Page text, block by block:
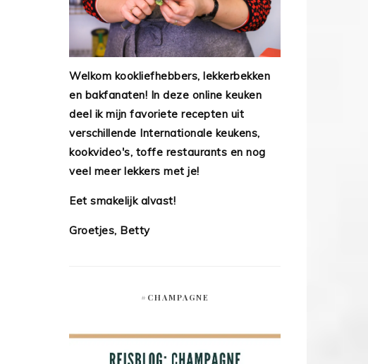
Welkom kookliefhebbers, lekkerbekken
en bakfanaten! In deze online keuken
deel ik mijn favoriete recepten uit
verschillende Internationale keukens,
kookvideo's, toffe restaurants en nog
veel meer lekkers met je!
Eet smakelijk alvast!
Groetjes, Betty
#CHAMPAGNE